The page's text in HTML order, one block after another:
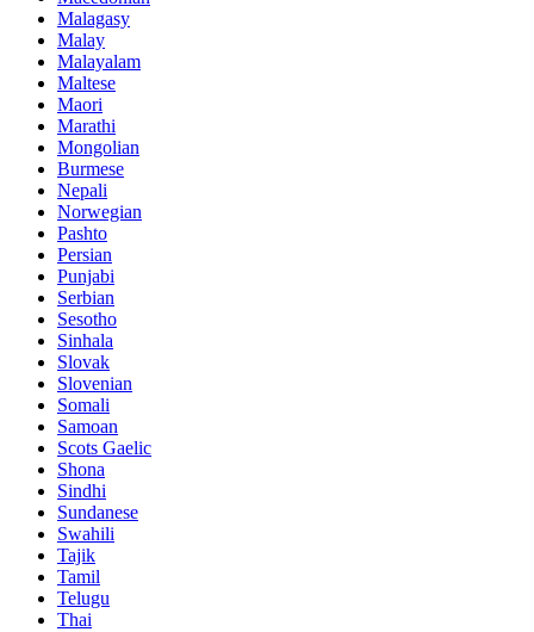
Malagasy
Malay
Malayalam
Maltese
Maori
Marathi
Mongolian
Burmese
Nepali
Norwegian
Pashto
Persian
Punjabi
Serbian
Sesotho
Sinhala
Slovak
Slovenian
Somali
Samoan
Scots Gaelic
Shona
Sindhi
Sundanese
Swahili
Tajik
Tamil
Telugu
Thai